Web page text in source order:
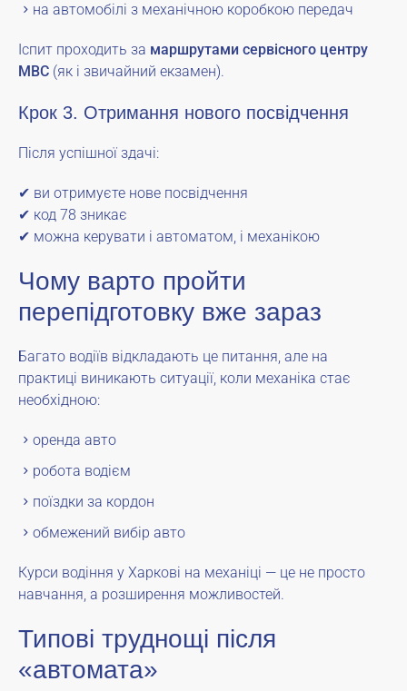
на автомобілі з механічною коробкою передач
Іспит проходить за маршрутами сервісного центру
МВС (як і звичайний екзамен).
Крок 3. Отримання нового посвідчення
Після успішної здачі:
✔ ви отримуєте нове посвідчення
✔ код 78 зникає
✔ можна керувати і автоматом, і механікою
Чому варто пройти
перепідготовку вже зараз
Багато водіїв відкладають це питання, але на
практиці виникають ситуації, коли механіка стає
необхідною:
оренда авто
робота водієм
поїздки за кордон
обмежений вибір авто
Курси водіння у Харкові на механіці — це не просто
навчання, а розширення можливостей.
Типові труднощі після
«автомата»